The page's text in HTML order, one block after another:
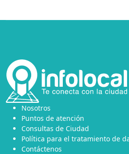
Nosotros
Puntos de atención
Consultas de Ciudad
Política para el tratamiento de
Contáctenos